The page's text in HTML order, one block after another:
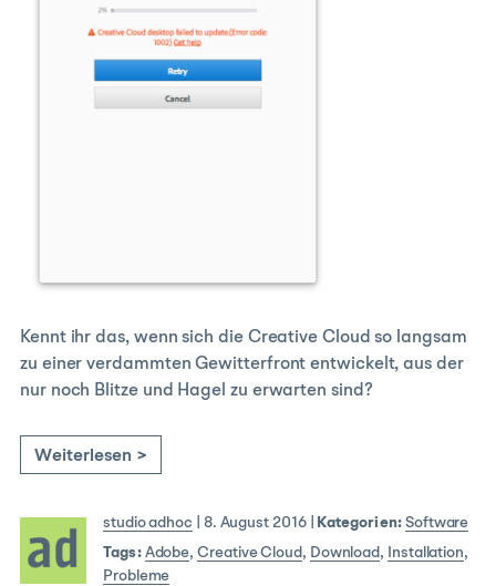
Kennt ihr das, wenn sich die Creative Cloud so langsam
zu einer verdammten Gewitterfront entwickelt, aus der
nur noch Blitze und Hagel zu erwarten sind?
Weiterlesen >
studio adhoc 8. August 2016| Kategorien: Software
Tags: Adobe,Creative Cloud , Download , Installation,
Probleme